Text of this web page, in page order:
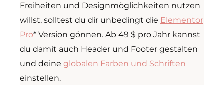
Freiheiten und Designmöglichkeiten nutzen
willst, solltest du dir unbedingt die Elementor
Pro* Version gönnen. Ab 49 $ pro Jahr kannst
du damit auch Header und Footer gestalten
und deine globalen Farben und Schriften
einstellen.